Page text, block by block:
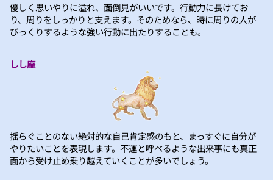
優しく思いやりに溢れ、面倒見がいいです。行動力に長けてお
り、周りをしっかりと支えます。そのためなら、時に周りの人が
びっくりするような強い行動に出たりすることも。
しし座
揺らぐことのない絶対的な自己肯定感のもと、まっすぐに自分が
やりたいことを表現します。不運と呼べるような出来事にも真正
面から受け止め乗り越えていくことが多いでしょう。